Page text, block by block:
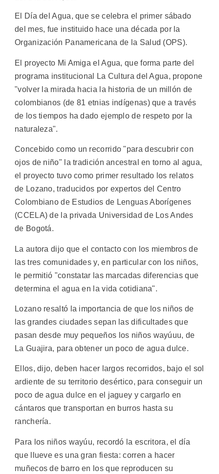
El Día del Agua, que se celebra el primer sábado
del mes, fue instituido hace una década por la
Organización Panamericana de la Salud (OPS).
El proyecto Mi Amiga el Agua, que forma parte del
programa institucional La Cultura del Agua, propone
"volver la mirada hacia la historia de un millón de
colombianos (de 81 etnias indígenas) que a través
de los tiempos ha dado ejemplo de respeto por la
naturaleza".
Concebido como un recorrido "para descubrir con
ojos de niño" la tradición ancestral en torno al agua,
el proyecto tuvo como primer resultado los relatos
de Lozano, traducidos por expertos del Centro
Colombiano de Estudios de Lenguas Aborígenes
(CCELA) de la privada Universidad de Los Andes
de Bogotá.
La autora dijo que el contacto con los miembros de
las tres comunidades y, en particular con los niños,
le permitió "constatar las marcadas diferencias que
determina el agua en la vida cotidiana".
Lozano resaltó la importancia de que los niños de
las grandes ciudades sepan las dificultades que
pasan desde muy pequeños los niños wayúuu, de
La Guajira, para obtener un poco de agua dulce.
Ellos, dijo, deben hacer largos recorridos, bajo el sol
ardiente de su territorio desértico, para conseguir un
poco de agua dulce en el jaguey y cargarlo en
cántaros que transportan en burros hasta su
ranchería.
Para los niños wayúu, recordó la escritora, el día
que llueve es una gran fiesta: corren a hacer
muñecos de barro en los que reproducen su